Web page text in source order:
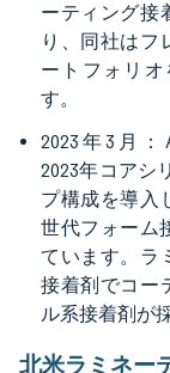
ーティング接
り、同社はフ
ートフォリ
す。
2023年3月：
2023年コアシ
プ構成を導入
世代フォーム
ています。ラ
接着剤でコー
ル系接着剤が
北米ラミネー